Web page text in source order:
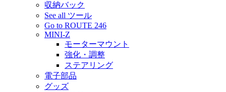
収納バック
See all ツール
Go to ROUTE 246
MINI-Z
モーターマウント
強化・調整
ステアリング
電子部品
グッズ